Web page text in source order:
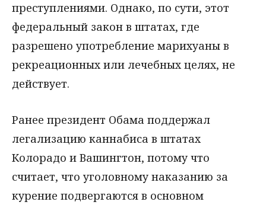
преступлениями. Однако, по сути, этот
федеральный закон в штатах, где
разрешено употребление марихуаны в
рекреационных или лечебных целях, не
действует.
Ранее президент Обама поддержал
легализацию каннабиса в штатах
Колорадо и Вашингтон, потому что
считает, что уголовному наказанию за
курение подвергаются в основном